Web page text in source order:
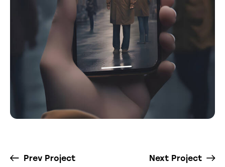
Prev Project Next Project